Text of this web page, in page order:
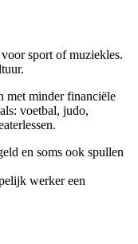
sport of muziekles.
met minder financiële
voetbal, judo,
en soms ook spullen
werker een